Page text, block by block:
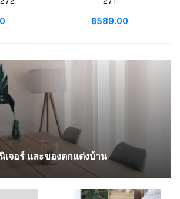
฿589.00
เจอร์ และของตกแต่งบ้าน